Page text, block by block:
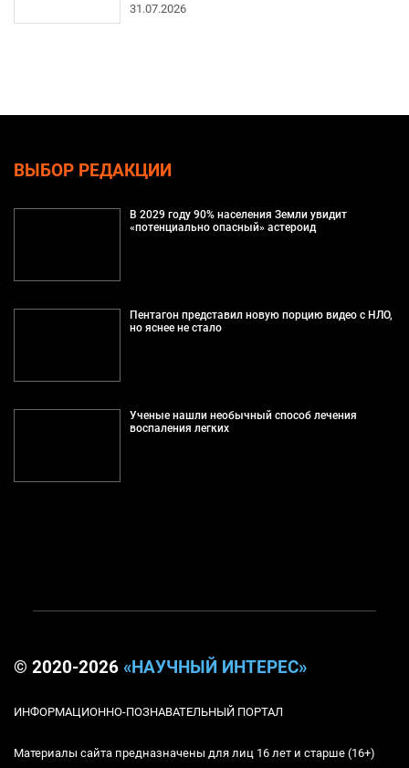
31.07.2026
ВЫБОР РЕДАКЦИИ
В 2029 году 90% населения Земли увидит
«потенциально опасный» астероид
Пентагон представил новую порцию видео с НЛО,
но яснее не стало
Ученые нашли необычный способ лечения
воспаления легких
© 2020-2026 «НАУЧНЫЙ ИНТЕРЕС»
ИНФОРМАЦИОННО-ПОЗНАВАТЕЛЬНЫЙ ПОРТАЛ
Материалы сайта предназначены для лиц 16 лет и старше (16+)